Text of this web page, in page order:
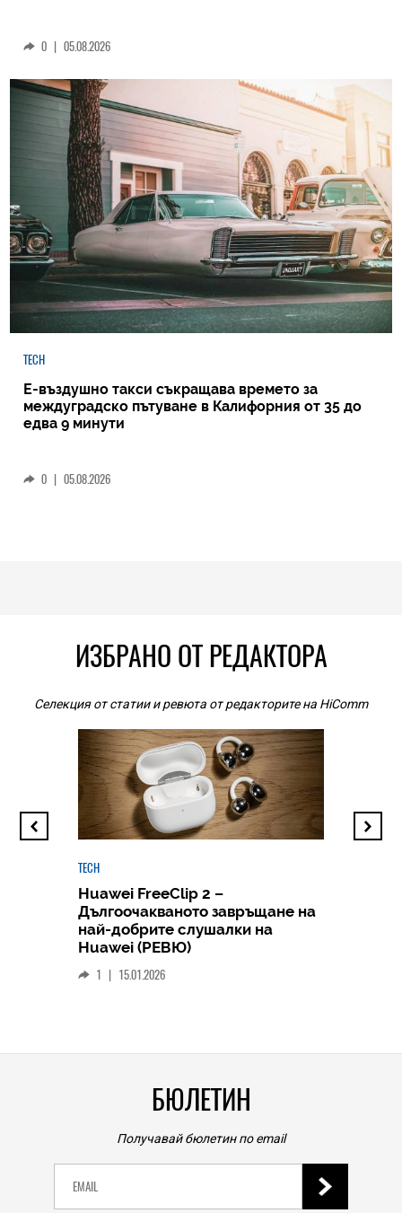
0 | 05.08.2026
TECH
Е-въздушно такси съкращава времето за
междуградско пътуване в Калифорния от 35 до
едва 9 минути
0 | 05.08.2026
ИЗБРАНО ОТ РЕДАКТОРА
Селекция от статии и ревюта от редакторите на HiComm
TECH
Huawei FreeClip 2 –
Дългоочакваното завръщане на
най-добрите слушалки на
Huawei (РЕВЮ)
1 | 15.01.2026
БЮЛЕТИН
Получавай бюлетин по email